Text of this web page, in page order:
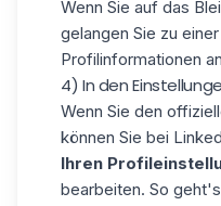
Wenn Sie auf das
gelangen Sie zu
Profilinformationen
4) In den
Wenn Sie den
können Sie bei
Ihren
bearbeiten. So